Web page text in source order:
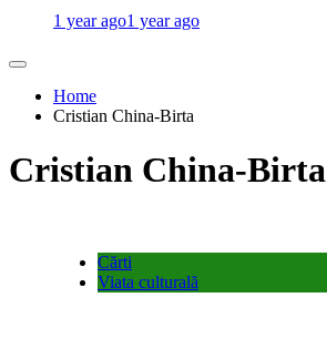
1 year ago1 year ago
Home
Cristian China-Birta
Cristian China-Birta
Cărti
Viata culturală